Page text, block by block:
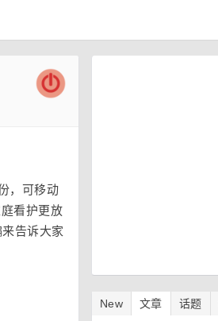
，可移动
看护更放
告诉大家
New 文章 话题